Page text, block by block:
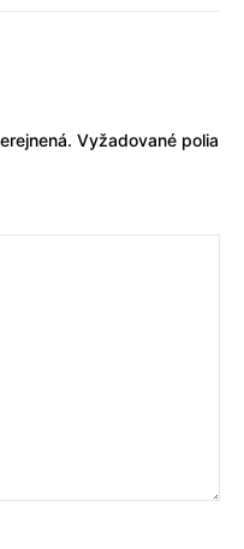
Vyžadované polia